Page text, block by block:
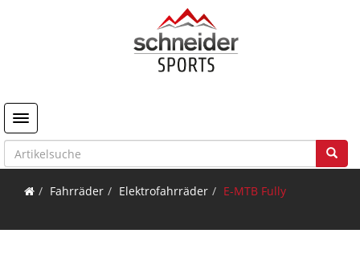
Toggle navigation
Fahrräder Elektrofahrräder E-MTB Fully